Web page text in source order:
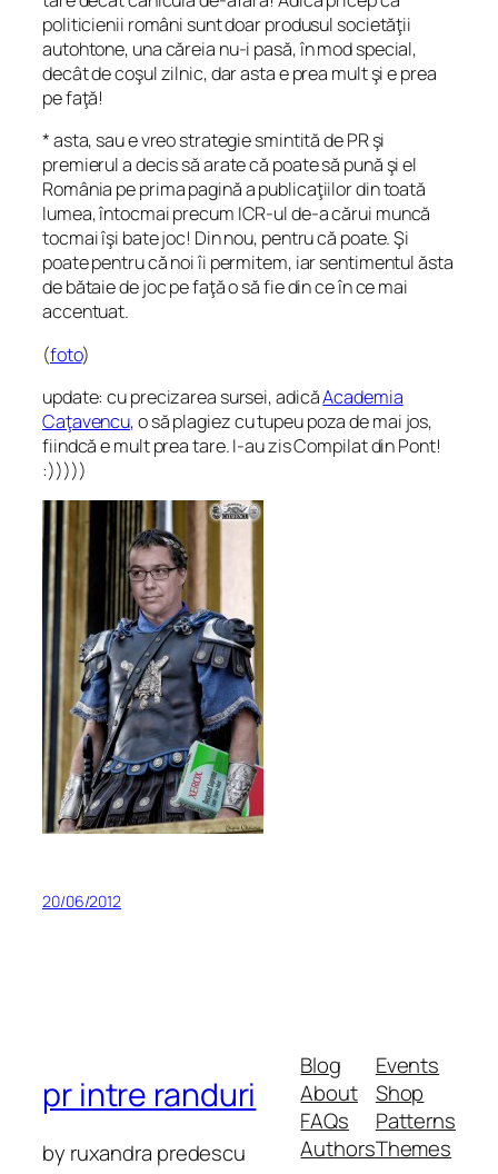
politicienii români sunt doar produsul societăţii
autohtone, una căreia nu-i pasă, în mod special,
decât de coşul zilnic, dar asta e prea mult şi e prea
pe faţă!
* asta, sau e vreo strategie smintită de PR şi
premierul a decis să arate că poate să pună şi el
România pe prima pagină a publicaţiilor din toată
lumea, întocmai precum ICR-ul de-a cărui muncă
tocmai îşi bate joc! Din nou, pentru că poate. Şi
poate pentru că noi îi permitem, iar sentimentul ăsta
de bătaie de joc pe faţă o să fie din ce în ce mai
accentuat.
(foto)
update: cu precizarea sursei, adicăAcademia
Caţavencu, o să plagiez cu tupeu poza de mai jos,
fiindcă e mult prea tare. I-au zis Compilat din Pont!
:)))))
20/06/2012
pr intre randuri
by ruxandra predescu
Blog
About
FAQs
Authors
Events
Shop
Patterns
Themes